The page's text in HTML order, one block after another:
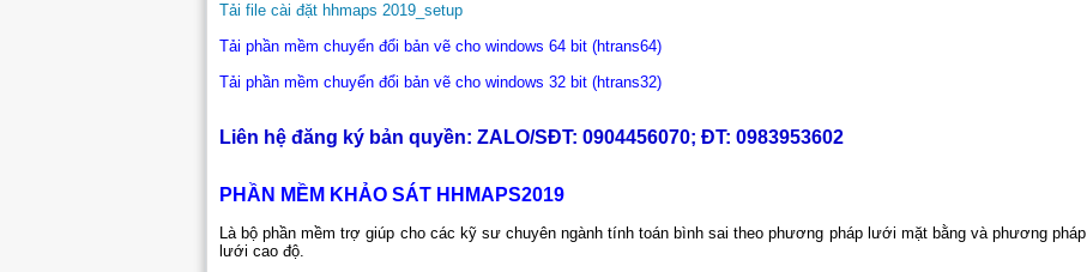
Tải file cài đặt hhmaps 2019_setup
Tải phần mềm chuyển đổi bản vẽ cho windows 64 bit (htrans64)
Tải phần mềm chuyển đổi bản vẽ cho windows 32 bit (htrans32)
Liên hệ đăng ký bản quyền: ZALO/SĐT: 0904456070; ĐT: 0983953602
PHẦN MỀM KHẢO SÁT HHMAPS2019
Là bộ phần mềm trợ giúp cho các kỹ sư chuyên ngành tính toán bình sai theo phương pháp lưới mặt bằng và phương pháp
lưới cao độ.